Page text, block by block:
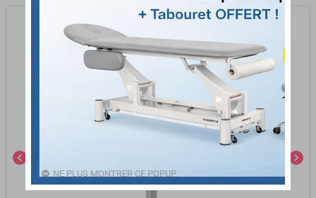
chevron_left chevron_right
NE PLUS MONTRER CE POPUP.